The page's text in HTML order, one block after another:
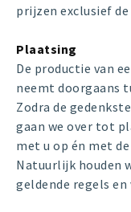
prijzen exclusief
Plaatsing
De productie van
neemt doorgaans
Zodra de
gaan we over tot
met u op én met
Natuurlijk houden
geldende regels